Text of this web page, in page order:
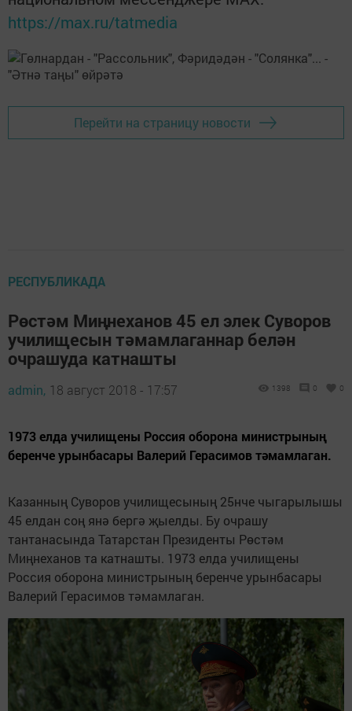
https://max.ru/tatmedia
Перейти на страницу новости
РЕСПУБЛИКАДА
Рөстәм Миңнеханов 45 ел элек Суворов
училищесын тәмамлаганнар белән
очрашуда катнашты
admin, 18 август 2018 - 17:57 1398 0 0
1973 елда училищены Россия оборона министрының
беренче урынбасары Валерий Герасимов тәмамлаган.
Казанның Суворов училищесының 25нче чыгарылышы
45 елдан соң янә бергә җыелды. Бу очрашу
тантанасында Татарстан Президенты Рөстәм
Миңнеханов та катнашты. 1973 елда училищены
Россия оборона министрының беренче урынбасары
Валерий Герасимов тәмамлаган.